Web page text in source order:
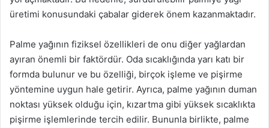
üretimi konusundaki çabalar giderek önem kazanmaktadır.
Palme yağının fiziksel özellikleri de onu diğer yağlardan
ayıran önemli bir faktördür. Oda sıcaklığında yarı katı bir
formda bulunur ve bu özelliği, birçok işleme ve pişirme
yöntemine uygun hale getirir. Ayrıca, palme yağının duman
noktası yüksek olduğu için, kızartma gibi yüksek sıcaklıkta
pişirme işlemlerinde tercih edilir. Bununla birlikte, palme